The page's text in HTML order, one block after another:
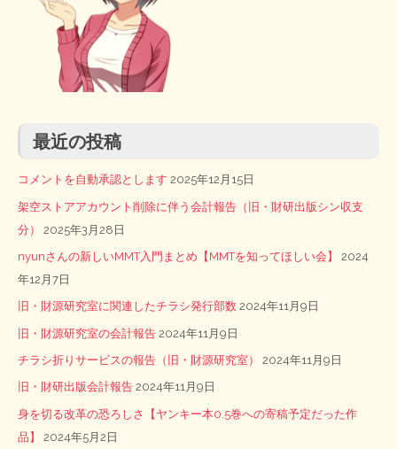
最近の投稿
コメントを自動承認とします 2025年12月15日
架空ストアアカウント削除に伴う会計報告（旧・財研出版シン収支
分）
2025年3月28日
nyunさんの新しいMMT入門まとめ【MMTを知ってほしい会】
2024
年12月7日
旧・財源研究室に関連したチラシ発行部数 2024年11月9日
旧・財源研究室の会計報告 2024年11月9日
チラシ折りサービスの報告（旧・財源研究室） 2024年11月9日
旧・財研出版会計報告 2024年11月9日
身を切る改革の恐ろしさ【ヤンキー本0.5巻への寄稿予定だった作
品】
2024年5月2日